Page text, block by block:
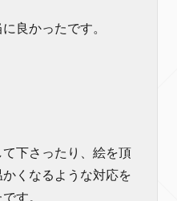
良かったです。
下さったり、絵を頂
くなるような対応を
す。